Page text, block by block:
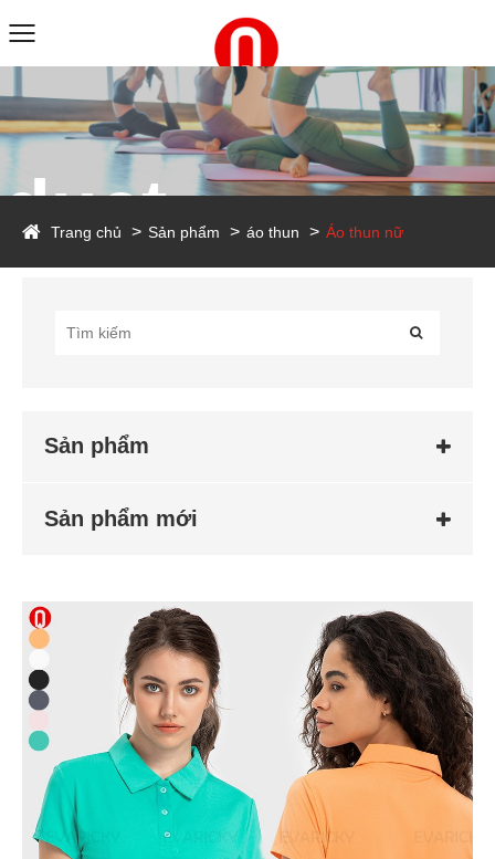
Trang chủ Sản phẩm áo thun Áo thun nữ
Sản phẩm
Sản phẩm mới